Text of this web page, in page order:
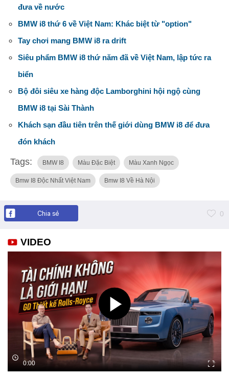
đưa về nước
BMW i8 thứ 6 về Việt Nam: Khác biệt từ "option"
Tay chơi mang BMW i8 ra drift
Siêu phẩm BMW i8 thứ năm đã về Việt Nam, lập tức ra
biển
Bộ đôi siêu xe hàng độc Lamborghini hội ngộ cùng
BMW i8 tại Sài Thành
Khách sạn đầu tiên trên thế giới dùng BMW i8 để đưa
đón khách
Tags: BMW I8 Màu Đặc Biệt Màu Xanh Ngọc
Bmw I8 Độc Nhất Việt Nam Bmw I8 Về Hà Nội
Chia sẻ 0
VIDEO
0:00